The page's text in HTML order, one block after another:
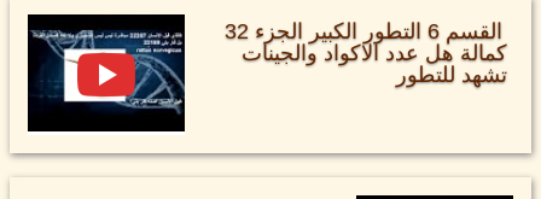
القسم 6 التطور الكبير الجزء 32
كمالة هل عدد الاكواد والجينات
تشهد للتطور